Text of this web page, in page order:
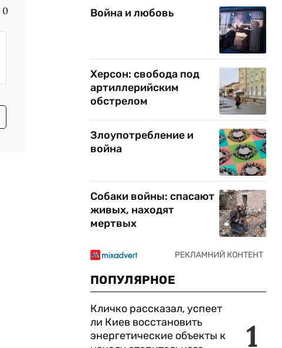
0 Война и любовь
Херсон: свобода под
артиллерийским
обстрелом
Злоупотребление и
война
Собаки войны: спасают
живых, находят
мертвых
ПОПУЛЯРНОЕ
1
Кличко рассказал, успеет
ли Киев восстановить
энергетические объекты к